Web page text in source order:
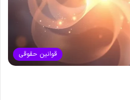
قوانین حقوقی